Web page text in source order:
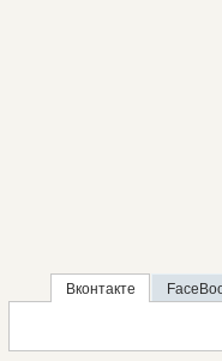
Вконтакте